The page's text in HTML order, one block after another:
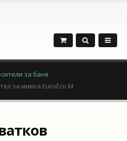
за баня
за мивка EuroEco M